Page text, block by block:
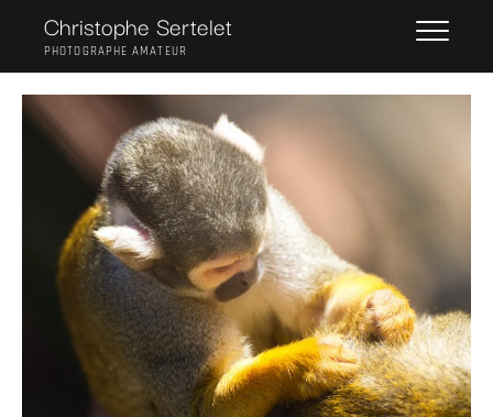
content
Christophe Sertelet
PHOTOGRAPHE AMATEUR